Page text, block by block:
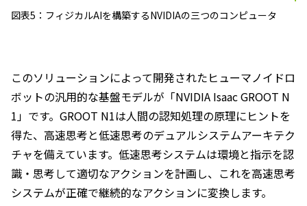
図表5：フィジカルAIを構築するNVIDIAの三つのコンピュータ
このソリューションによって開発されたヒューマノイドロ
ボットの汎用的な基盤モデルが「NVIDIA Isaac GROOT N
1」です。GROOT N1は人間の認知処理の原理にヒントを
得た、高速思考と低速思考のデュアルシステムアーキテク
チャを備えています。低速思考システムは環境と指示を認
識・思考して適切なアクションを計画し、これを高速思考
システムが正確で継続的なアクションに変換します。